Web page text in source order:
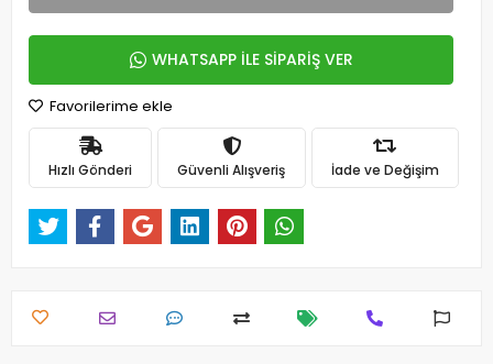
WHATSAPP İLE SİPARİŞ VER
Favorilerime ekle
Hızlı Gönderi Güvenli Alışveriş İade ve Değişim